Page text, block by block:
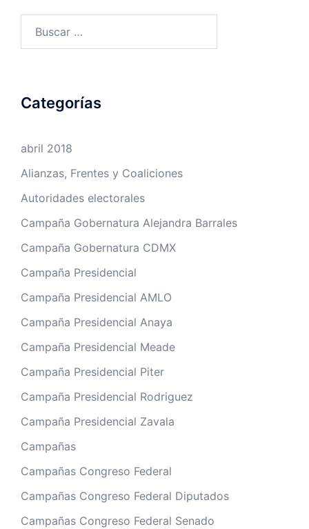
Categorías
abril 2018
Alianzas, Frentes y Coaliciones
Autoridades electorales
Campaña Gobernatura Alejandra Barrales
Campaña Gobernatura CDMX
Campaña Presidencial
Campaña Presidencial AMLO
Campaña Presidencial Anaya
Campaña Presidencial Meade
Campaña Presidencial Piter
Campaña Presidencial Rodriguez
Campaña Presidencial Zavala
Campañas
Campañas Congreso Federal
Campañas Congreso Federal Diputados
Campañas Congreso Federal Senado